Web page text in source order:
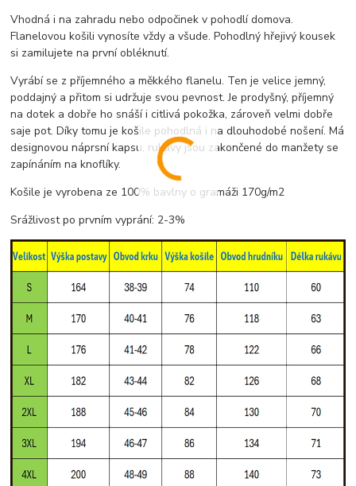
Vhodná i na zahradu nebo odpočinek v pohodlí domova.
Flanelovou košili vynosíte vždy a všude. Pohodlný hřejivý kousek
si zamilujete na první obléknutí.
Vyrábí se z příjemného a měkkého flanelu. Ten je velice jemný,
poddajný a přitom si udržuje svou pevnost. Je prodyšný, příjemný
na dotek a dobře ho snáší i citlivá pokožka, zároveň velmi dobře
saje pot. Díky tomu je košile pohodlná i na dlouhodobé nošení. Má
designovou náprsní kapsu, rukávy jsou zakončené do manžety se
zapínáním na knoflíky.
Košile je vyrobena ze 100% bavlny o gramáži 170g/m2
Srážlivost po prvním vyprání: 2-3%